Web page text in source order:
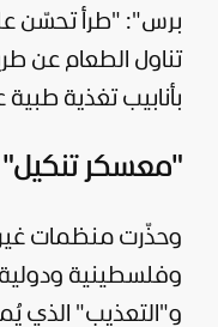
برس": "طرأ تحسّن
تناول الطعام عن
بأنابيب تغذية
"معسكر تنكيل"
وحذّرت منظمات غير
وفلسطينية
و"التعذيب" الذي